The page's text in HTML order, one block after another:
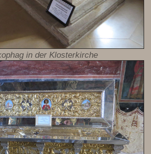
in der Klosterkirche